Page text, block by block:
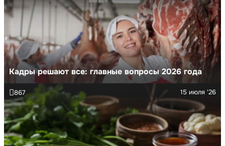
Кадры решают все: главные вопросы 2026 года
15 июля '26
867